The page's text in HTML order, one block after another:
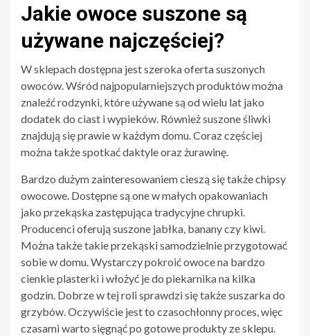
Jakie owoce suszone są
używane najczęściej?
W sklepach dostępna jest szeroka oferta suszonych
owoców. Wśród najpopularniejszych produktów można
znaleźć rodzynki, które używane są od wielu lat jako
dodatek do ciast i wypieków. Również suszone śliwki
znajdują się prawie w każdym domu. Coraz częściej
można także spotkać daktyle oraz żurawinę.
Bardzo dużym zainteresowaniem cieszą się także chipsy
owocowe. Dostępne są one w małych opakowaniach
jako przekąska zastępująca tradycyjne chrupki.
Producenci oferują suszone jabłka, banany czy kiwi.
Można także takie przekąski samodzielnie przygotować
sobie w domu. Wystarczy pokroić owoce na bardzo
cienkie plasterki i włożyć je do piekarnika na kilka
godzin. Dobrze w tej roli sprawdzi się także suszarka do
grzybów. Oczywiście jest to czasochłonny proces, więc
czasami warto sięgnąć po gotowe produkty ze sklepu.